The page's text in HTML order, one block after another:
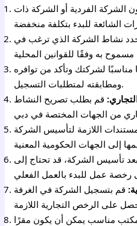
الشركة الفردية أو الشركة ذات
نشاط الشركة الذي ترغب في
مناسبًا لشركتك وتأكد من توافره
ومطابقته لمتطلبات التسجيل.
قم بطلب تصريح النشاط
اللازمة لتأسيس الشركة
تأسيس الشركة، قد تحتاج إلى
قم بتسجيل الشركة في الغرفة
مناسب يمكن أن يكون مقرًا